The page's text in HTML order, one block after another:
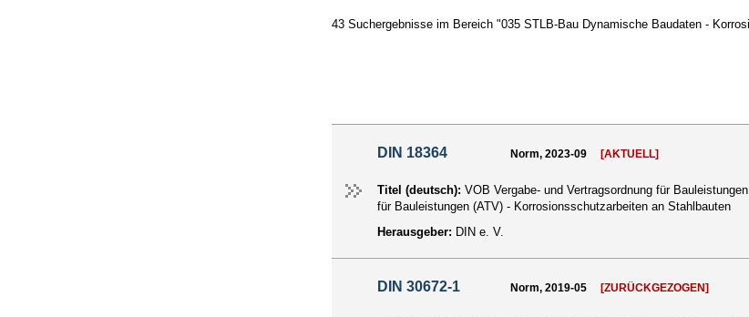
43 Suchergebnisse im Bereich "035 STLB-Bau Dynamische Baudaten -
DIN 18364 Norm, 2023-09 [AKTUELL]
Titel (deutsch): VOB Vergabe- und Vertragsordnung für
für Bauleistungen (ATV) - Korrosionsschutzarbeiten an Stahlbauten
Herausgeber: DIN e. V.
DIN 30672-1 Norm, 2019-05 [ZURÜCKGEZOGEN]